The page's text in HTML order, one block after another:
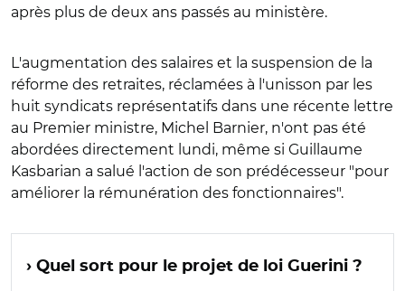
après plus de deux ans passés au ministère.
L'augmentation des salaires et la suspension de la
réforme des retraites, réclamées à l'unisson par les
huit syndicats représentatifs dans une récente lettre
au Premier ministre, Michel Barnier, n'ont pas été
abordées directement lundi, même si Guillaume
Kasbarian a salué l'action de son prédécesseur "pour
améliorer la rémunération des fonctionnaires".
› Quel sort pour le projet de loi Guerini ?